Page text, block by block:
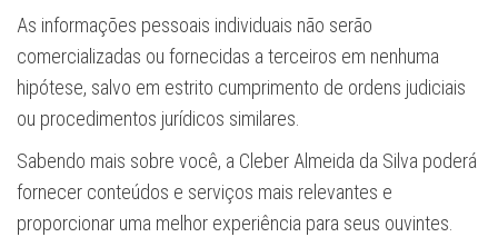
As informações pessoais individuais não serão
comercializadas ou fornecidas a terceiros em nenhuma
hipótese, salvo em estrito cumprimento de ordens judiciais
ou procedimentos jurídicos similares.
Sabendo mais sobre você, a Cleber Almeida da Silva poderá
fornecer conteúdos e serviços mais relevantes e
proporcionar uma melhor experiência para seus ouvintes.